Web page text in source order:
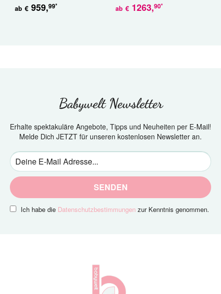
ab € 959,99* ab € 1263,90*
Babywelt Newsletter
Erhalte spektakuläre Angebote, Tipps und Neuheiten per E-Mail!
Melde Dich JETZT für unseren kostenlosen Newsletter an.
SENDEN
Ich habe die Datenschutzbestimmungen zur Kenntnis genommen.